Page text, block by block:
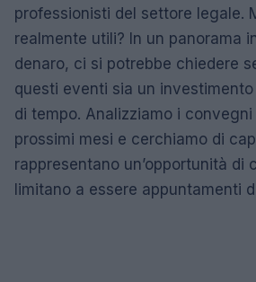
professionisti del settore legale.
realmente utili? In un panorama
denaro, ci si potrebbe chiedere
questi eventi sia un
di tempo. Analizziamo i
prossimi mesi e cerchiamo di
rappresentano un’opportunità di
limitano a essere appuntamenti